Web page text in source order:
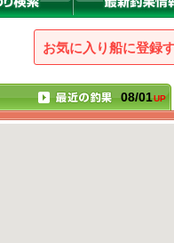
お気に入り船に登録
08/01UP